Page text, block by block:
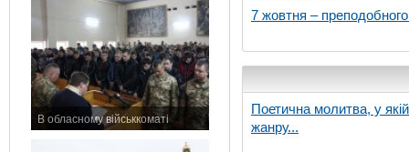
В обласному військкоматі
7 жовтня –
Поетична молитва, у
жанру...